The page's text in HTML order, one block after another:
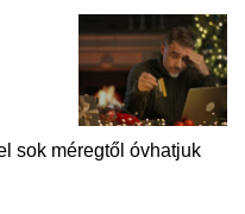
sok méregtől óvhatjuk